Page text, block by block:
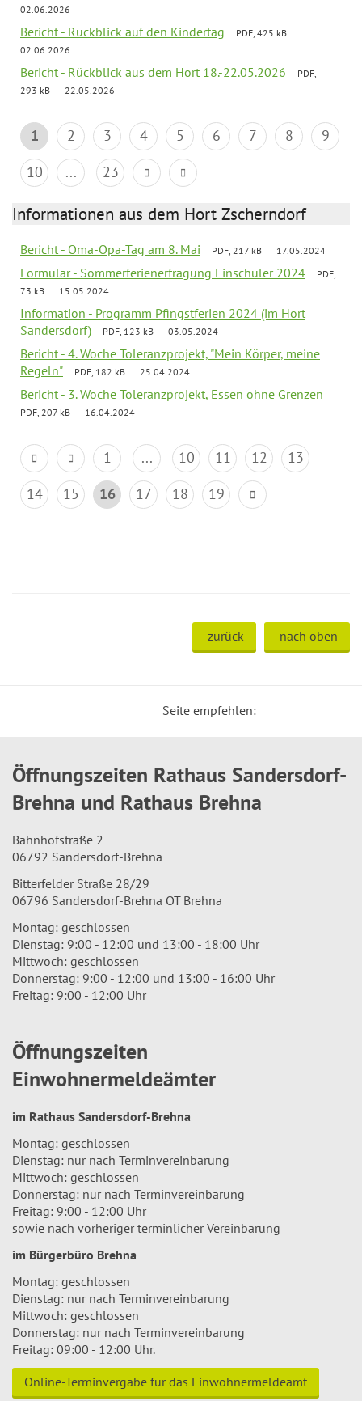
02.06.2026
Bericht - Rückblick auf den Kindertag
PDF, 425 kB
02.06.2026
Bericht - Rückblick aus dem Hort 18.-22.05.2026
PDF,
293 kB
22.05.2026
1 2 3 4 5 6 7 8
9
10
... 23
Informationen aus dem Hort Zscherndorf
Bericht - Oma-Opa-Tag am 8. Mai PDF, 217 kB 17.05.2024
Formular - Sommerferienerfragung Einschüler 2024
PDF,
73 kB
15.05.2024
Information - Programm Pfingstferien 2024 (im Hort
Sandersdorf)
PDF, 123 kB 03.05.2024
Bericht - 4. Woche Toleranzprojekt, "Mein Körper, meine
Regeln"
PDF, 182 kB 25.04.2024
Bericht - 3. Woche Toleranzprojekt, Essen ohne Grenzen
PDF, 207 kB 16.04.2024
1 ... 10 11 12
13
14
15 16 17 18 19
zurück nach oben
Seite empfehlen:
Öffnungszeiten Rathaus Sandersdorf-
Brehna und Rathaus Brehna
Bahnhofstraße 2
06792 Sandersdorf-Brehna
Bitterfelder Straße 28/29
06796 Sandersdorf-Brehna OT Brehna
Montag: geschlossen
Dienstag: 9:00 - 12:00 und 13:00 - 18:00 Uhr
Mittwoch: geschlossen
Donnerstag: 9:00 - 12:00 und 13:00 - 16:00 Uhr
Freitag: 9:00 - 12:00 Uhr
Öffnungszeiten
Einwohnermeldeämter
im Rathaus Sandersdorf-Brehna
Montag: geschlossen
Dienstag: nur nach Terminvereinbarung
Mittwoch: geschlossen
Donnerstag: nur nach Terminvereinbarung
Freitag: 9:00 - 12:00 Uhr
sowie nach vorheriger terminlicher Vereinbarung
im Bürgerbüro Brehna
Montag: geschlossen
Dienstag: nur nach Terminvereinbarung
Mittwoch: geschlossen
Donnerstag: nur nach Terminvereinbarung
Freitag: 09:00 - 12:00 Uhr.
Online-Terminvergabe für das Einwohnermeldeamt